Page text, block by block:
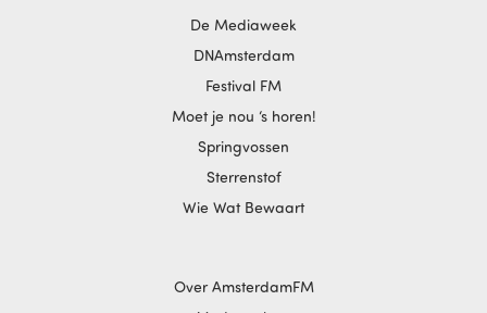
De Mediaweek
DNAmsterdam
Festival FM
Moet je nou ‘s horen!
Springvossen
Sterrenstof
Wie Wat Bewaart
Over AmsterdamFM